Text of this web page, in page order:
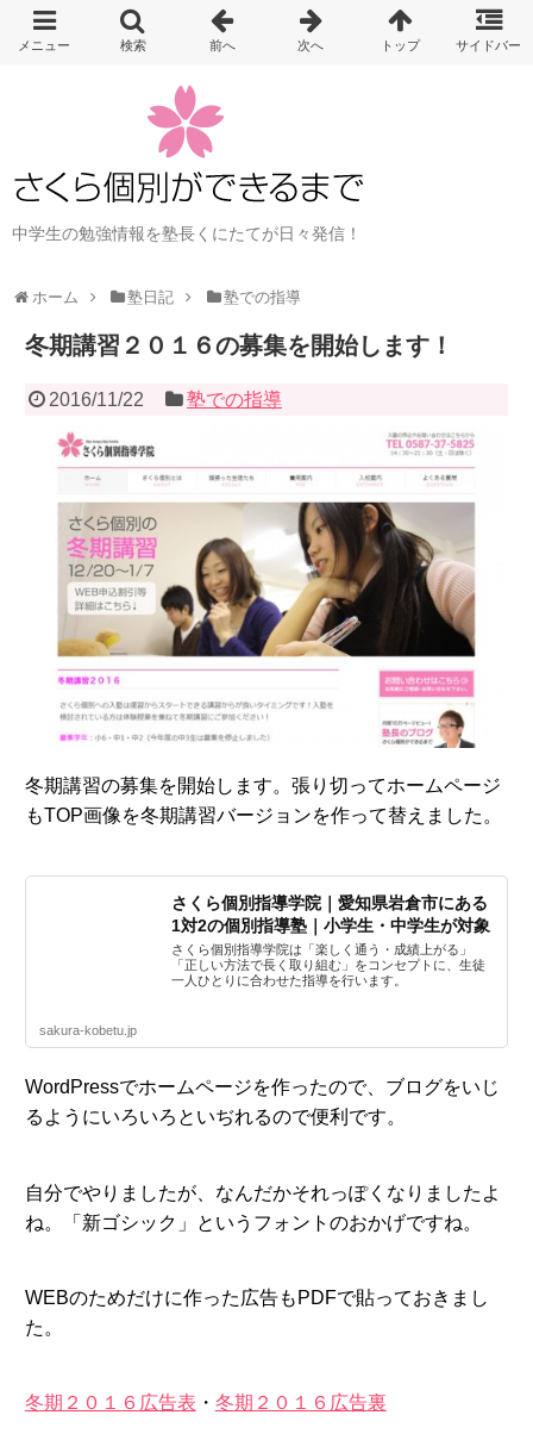
中学生の勉強情報を塾長くにたてが日々発信！
ホーム 塾日記 塾での指導
冬期講習２０１６の募集を開始します！
2016/11/22 塾での指導
冬期講習の募集を開始します。張り切ってホームページ
もTOP画像を冬期講習バージョンを作って替えました。
さくら個別指導学院｜愛知県岩倉市にある
1対2の個別指導塾｜小学生・中学生が対象
さくら個別指導学院は「楽しく通う・成績上がる」
「正しい方法で長く取り組む」をコンセプトに、生徒
一人ひとりに合わせた指導を行います。
sakura-kobetu.jp
WordPressでホームページを作ったので、ブログをいじ
るようにいろいろといぢれるので便利です。
自分でやりましたが、なんだかそれっぽくなりましたよ
ね。「新ゴシック」というフォントのおかげですね。
WEBのためだけに作った広告もPDFで貼っておきまし
た。
冬期２０１６広告表 ・ 冬期２０１６広告裏